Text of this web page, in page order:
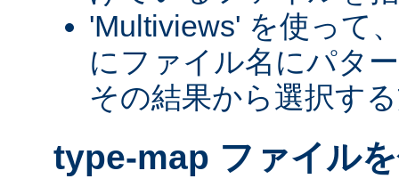
'Multiviews' を使って
にファイル名にパタ
その結果から選択す
type-map ファイル